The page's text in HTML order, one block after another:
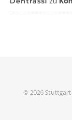
© 2026